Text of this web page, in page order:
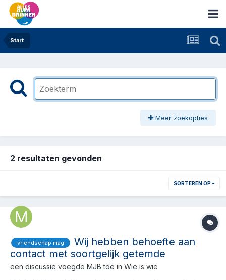
Start
Meer zoekopties
2 resultaten gevonden
SORTEREN OP
vriendschap mag
Wij hebben behoefte aan
contact met soortgelijk getemde
een discussie voegde MJB toe in Wie is wie